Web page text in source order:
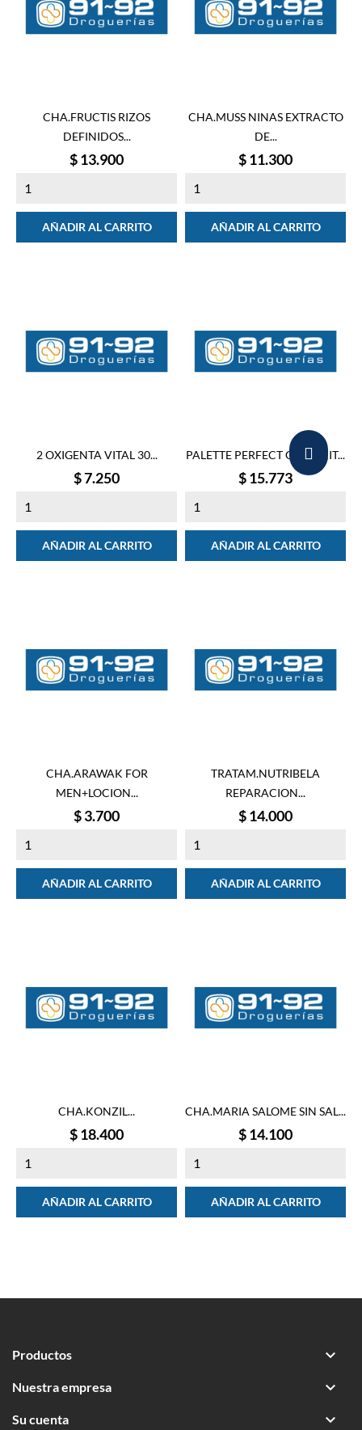
CHA.FRUCTIS RIZOS
DEFINIDOS...
Precio
$ 13.900
AÑADIR AL CARRITO
CHA.MUSS NINAS EXTRACTO
DE...
Precio
$ 11.300
AÑADIR AL CARRITO
2 OXIGENTA VITAL 30...
Precio
$ 7.250
AÑADIR AL CARRITO
PALETTE PERFECT GLOSS KIT...
Precio
$ 15.773
AÑADIR AL CARRITO
CHA.ARAWAK FOR
MEN+LOCION...
Precio
$ 3.700
AÑADIR AL CARRITO
TRATAM.NUTRIBELA
REPARACION...
Precio
$ 14.000
AÑADIR AL CARRITO
CHA.KONZIL...
Precio
$ 18.400
AÑADIR AL CARRITO
CHA.MARIA SALOME SIN SAL...
Precio
$ 14.100
AÑADIR AL CARRITO
Productos 
Nuestra empresa 
Su cuenta 